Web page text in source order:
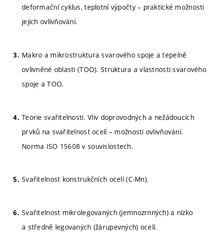
deformační cyklus, teplotní výpočty – praktické možnosti
jejich ovlivňování.
Makro a mikrostruktura svarového spoje a tepelně
ovlivněné oblasti (TOO). Struktura a vlastnosti svarového
spoje a TOO.
Teorie svařitelnosti. Vliv doprovodných a nežádoucích
prvků na svařitelnost ocelí – možnosti ovlivňování.
Norma ISO 15608 v souvislostech.
Svařitelnost konstrukčních ocelí (C-Mn).
Svařitelnost mikrolegovaných (jemnozrnných) a nízko
a středně legovaných (žárupevných) ocelí.